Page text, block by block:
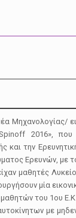
Μηχανολογίας/
2016»,
και την
Ερευνών, με
μαθητές
μία
του 1ου Ε.Κ
με